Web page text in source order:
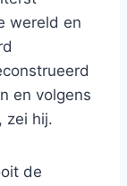
wereld en
en volgens
zei hij.
de